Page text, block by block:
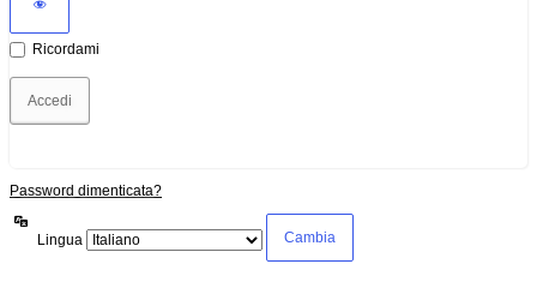
Ricordami
Password dimenticata?
Lingua